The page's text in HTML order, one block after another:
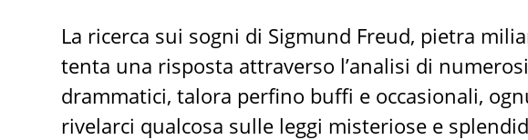
La ricerca sui sogni di Sigmund Freud, pietra
tenta una risposta attraverso l’analisi di
drammatici, talora perfino buffi e occasionali,
rivelarci qualcosa sulle leggi misteriose e